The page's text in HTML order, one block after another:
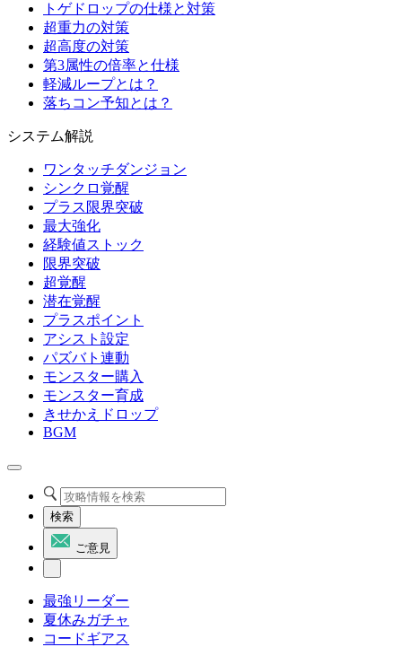
トゲドロップの仕様と対策
超重力の対策
超高度の対策
第3属性の倍率と仕様
軽減ループとは？
落ちコン予知とは？
システム解説
ワンタッチダンジョン
シンクロ覚醒
プラス限界突破
最大強化
経験値ストック
限界突破
超覚醒
潜在覚醒
プラスポイント
アシスト設定
パズバト連動
モンスター購入
モンスター育成
きせかえドロップ
BGM
検索
ご意見
最強リーダー
夏休みガチャ
コードギアス